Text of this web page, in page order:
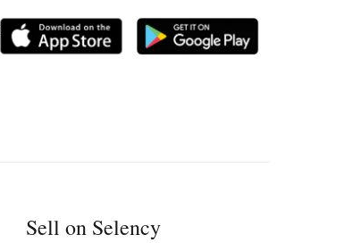
Sell on Selency